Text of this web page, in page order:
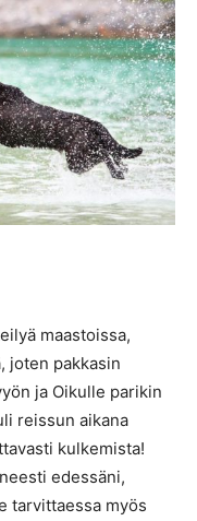
maastoissa,
joten pakkasin
ja Oikulle parikin
reissun aikana
kulkemista!
edessäni,
tarvittaessa myös